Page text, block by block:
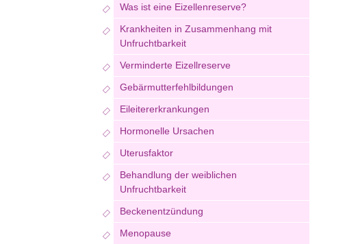
Was ist eine Eizellenreserve?
Krankheiten in Zusammenhang mit
Unfruchtbarkeit
Verminderte Eizellreserve
Gebärmutterfehlbildungen
Eileitererkrankungen
Hormonelle Ursachen
Uterusfaktor
Behandlung der weiblichen
Unfruchtbarkeit
Beckenentzündung
Menopause